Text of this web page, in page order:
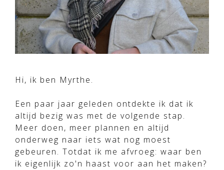
Hi, ik ben Myrthe.
Een paar jaar geleden ontdekte ik dat ik
altijd bezig was met de volgende stap.
Meer doen, meer plannen en altijd
onderweg naar iets wat nog moest
gebeuren. Totdat ik me afvroeg: waar ben
ik eigenlijk zo'n haast voor aan het maken?